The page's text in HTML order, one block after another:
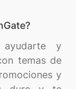
y
temas de
y